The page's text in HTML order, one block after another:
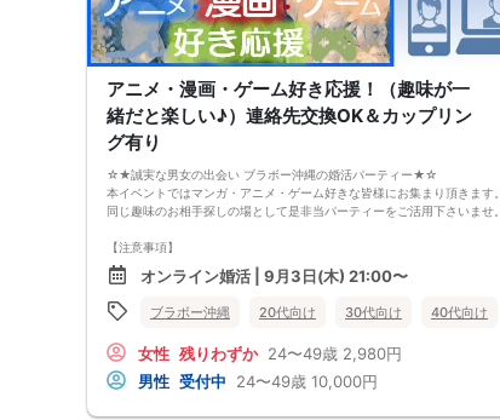
アニメ・漫画・ゲーム好き応援！（趣味が一
緒だと楽しい♪）連絡先交換OK＆カップリン
グ有り
☆★誠実な男女の出会い ブラボー沖縄の婚活パーティー★☆
本イベントではマンガ・アニメ・ゲーム好きな皆様にお集まり頂きます。
同じ趣味のお相手探しの場として是非当パーティーをご活用下さいませ。
【注意事項】
・全国各地に募集しております。お相手の居住地はご自身の居住地と異な
る場合がございます。
・本人様確認書類のご提示をお願いしております。免許証やマイナンバー
カード等をご準備下さい。
で予めご了承下さいませ。
・終了時刻は目安となります。正確な終了時刻はイベント開始時にスタッ
フよりご案内いたします。
オンライン婚活 | 9月3日(木) 21:00〜
ブラボー沖縄 20代向け 30代向け 40代向け
女性 残りわずか 24〜49歳 2,980円
男性 受付中 24〜49歳 10,000円